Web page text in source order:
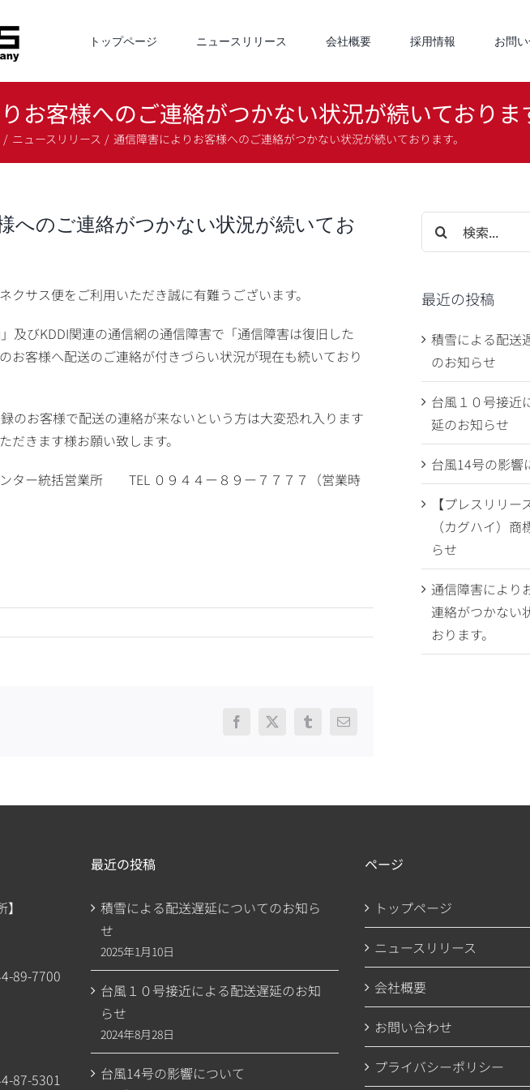
トップページ ニュースリリース 会社概要 採用情報 お問
お客様へのご連絡がつかない状況が続いておりま
ニュースリリース 通信障害によりお客様へのご連絡がつかない状況が続いております。
へのご連絡がつかない状況が続いてお
クサス便をご利用いただき誠に有難うございます。
及びKDDI関連の通信網の通信障害で「通信障害は復旧した
お客様へ配送のご連絡が付きづらい状況が現在も続いており
のお客様で配送の連絡が来ないという方は大変恐れ入ります
だきます様お願い致します。
ター統括営業所 TEL ０９４４ー８９ー７７７７（営業時
Facebook
X Tumblr電
索
最近の投稿
積雪による配送
のお知らせ
台風１０号接近
延のお知らせ
台風14号の影響
【プレスリリー
（カグハイ）
らせ
通信障害により
連絡がつかない
おります。
89-7700
87-5301
最近の投稿
積雪による配送遅延についてのお知ら
せ
2025年1月10日
台風１０号接近による配送遅延のお知
らせ
2024年8月28日
台風14号の影響について
ページ
トップページ
ニュースリリース
会社概要
お問い合わせ
プライバシーポリシー